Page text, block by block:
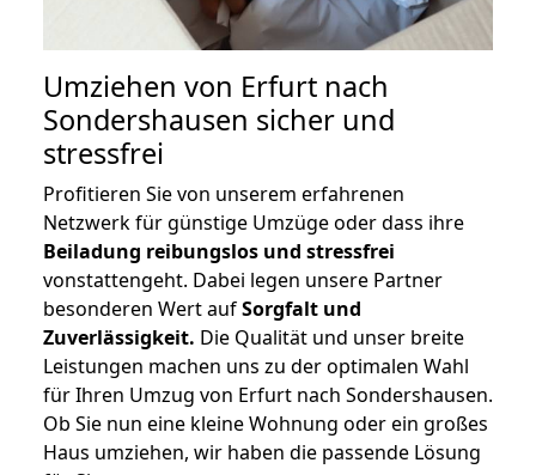
Umziehen von Erfurt nach
Sondershausen sicher und
stressfrei
Profitieren Sie von unserem erfahrenen
Netzwerk für günstige Umzüge oder dass ihre
Beiladung reibungslos und stressfrei
vonstattengeht. Dabei legen unsere Partner
besonderen Wert aufSorgfalt und
Zuverlässigkeit. Die Qualität und unser breite
Leistungen machen uns zu der optimalen Wahl
für Ihren Umzug von Erfurt nach Sondershausen.
Ob Sie nun eine kleine Wohnung oder ein großes
Haus umziehen, wir haben die passende Lösung